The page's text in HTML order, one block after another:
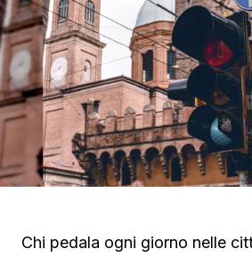
Chi pedala ogni giorno nelle